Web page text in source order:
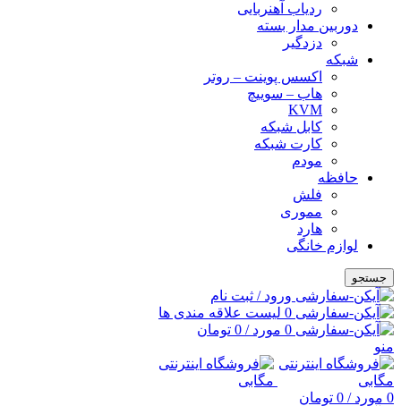
ردیاب آهنربایی
دوربین مدار بسته
دزدگیر
شبکه
اکسس پوینت – روتر
هاب – سوییچ
KVM
کابل شبکه
کارت شبکه
مودم
حافظه
فلش
مموری
هارد
لوازم خانگی
جستجو
ورود / ثبت نام
0 لیست علاقه مندی ها
0 مورد/
0 تومان
منو
0 مورد/
0 تومان